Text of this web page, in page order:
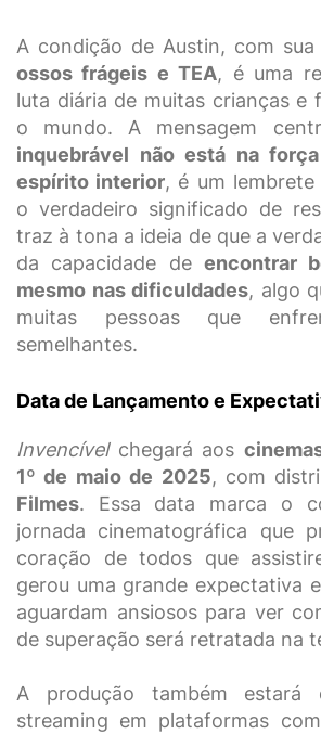
A condição de Austin, com sua
ossos frágeis e TEA, é uma
luta diária de muitas crianças e
o mundo. A mensagem
inquebrável não está na
espírito interior, é um
o verdadeiro significado de
traz à tona a ideia de que a
da capacidade de encontrar
mesmo nas dificuldades, algo
muitas pessoas que
semelhantes.
Data de Lançamento e
Invencívelchegará aos
1º de maio de 2025, com
Filmes. Essa data marca o
jornada cinematográfica que
coração de todos que
gerou uma grande expectativa
aguardam ansiosos para ver
de superação será retratada na
A produção também estará
streaming em plataformas